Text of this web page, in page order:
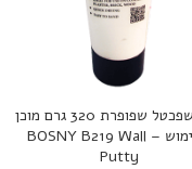
דבק שפכטל שפופרת 320 גרם מוכן
לשימוש – BOSNY B219 Wall
Putty